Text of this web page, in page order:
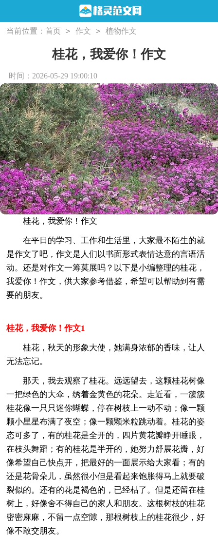
当前位置：首页 > 作文 > 植物作文
桂花，我爱你！作文
时间：2026-05-29 19:00:10
桂花，我爱你！作文
在平日的学习、工作和生活里，大家最不陌生的就
是作文了吧，作文是人们以书面形式表情达意的言语活
动。还是对作文一筹莫展吗？以下是小编整理的桂花，
我爱你！作文，供大家参考借鉴，希望可以帮助到有需
要的朋友。
桂花，我爱你！作文1
桂花，秋天的形象大使，她满身浓郁的香味，让人
无法忘记。
那天，我去观察了桂花。远远望去，这颗桂花树像
一把绿色的大伞，绣着金黄色的花朵。走近看，一簇簇
桂花像一只只迷你蝴蝶，停在树枝上一动不动；像一颗
颗小星星布满了夜空；像一颗颗米粒跳动着。桂花的姿
态可多了，有的桂花是全开的，四片黄花瓣睁开睡眼，
在枝头舞蹈；有的桂花是半开的，她努力舒展花瓣，好
像希望自己快点开，把最好的一面展示给大家看；有的
还是花骨朵儿，虽然很小但是看起来饱胀得马上就要破
裂似的。还有的花是褐色的，已经枯了。但是还留在桂
树上，好像舍不得自己的家人和朋友。这根树枝的桂花
密密麻麻，不留一点空隙，那根树枝上的桂花很少，好
像不敢交朋友。